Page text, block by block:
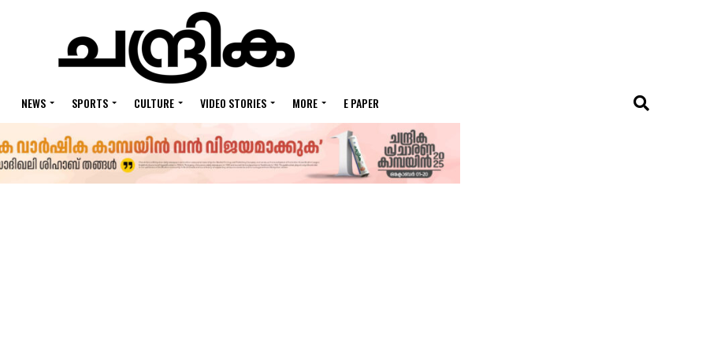
NEWS SPORTS CULTURE VIDEO STORIES MORE E PAPER